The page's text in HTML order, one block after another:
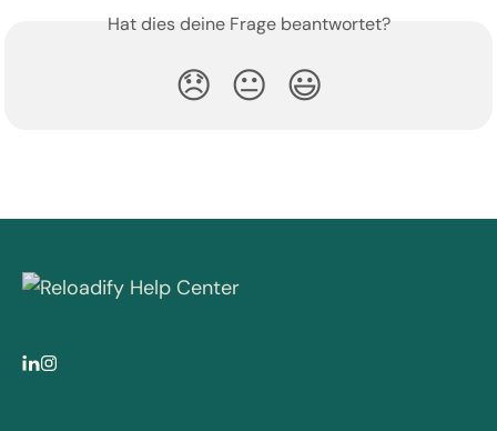
Hat dies deine Frage beantwortet?
😞 😐 😃